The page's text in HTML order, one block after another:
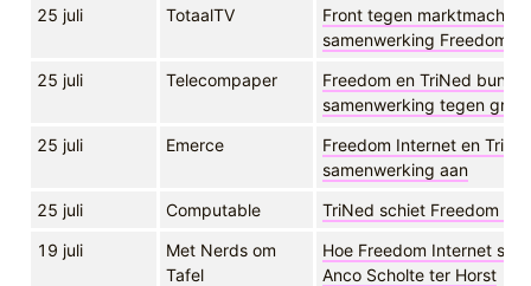
25 juli
TotaalTV
Front tegen marktmacht
samenwerking Freedom
25 juli
Telecompaper
Freedom en TriNed
samenwerking tegen
25 juli
Emerce
Freedom Internet en
samenwerking aan
25 juli
Computable
TriNed schiet Freedom
19 juli
Met Nerds om
Tafel
Hoe Freedom Internet
Anco Scholte ter Horst